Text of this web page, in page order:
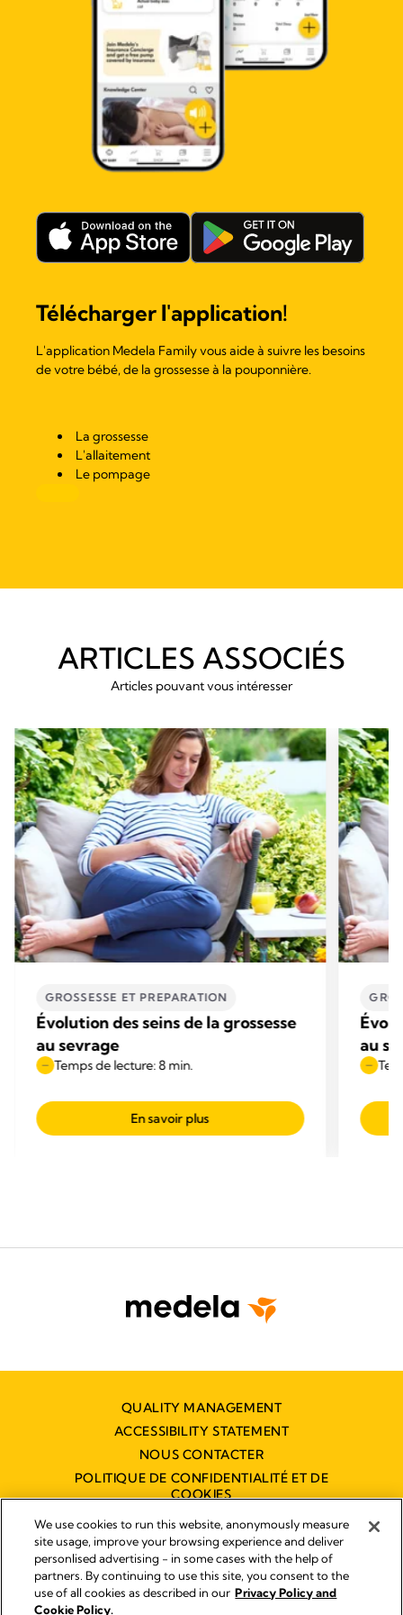
Télécharger l'application!
L'application Medela Family vous aide à suivre les besoins
de votre bébé, de la grossesse à la pouponnière.
La grossesse
L'allaitement
Le pompage
ARTICLES ASSOCIÉS
Articles pouvant vous intéresser
GROSSESSE ET PREPARATION
Évolution des seins de la grossesse
au sevrage
Temps de lecture: 8 min.
En savoir plus
au
QUALITY MANAGEMENT
ACCESSIBILITY STATEMENT
NOUS CONTACTER
POLITIQUE DE CONFIDENTIALITÉ ET DE
COOKIES
DÉCLARATION D'ACCESSIBILITÉ
NUMÉRIQUE
Empreinte
We use cookies to run this website, anonymously measure
site usage, improve your browsing experience and deliver
personlised advertising - in some cases with the help of
partners. By continuing to use this site, you consent to the
use of all cookies as described in our Privacy Policy and
Cookie Policy.